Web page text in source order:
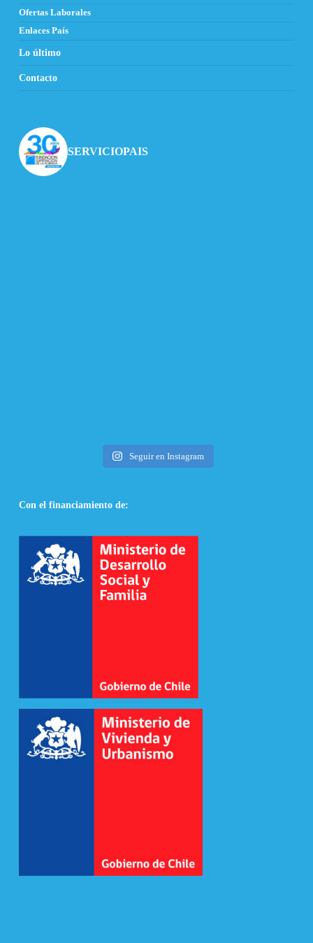
Ofertas Laborales
Enlaces País
Lo último
Contacto
SERVICIOPAIS
Seguir en Instagram
Con el financiamiento de: